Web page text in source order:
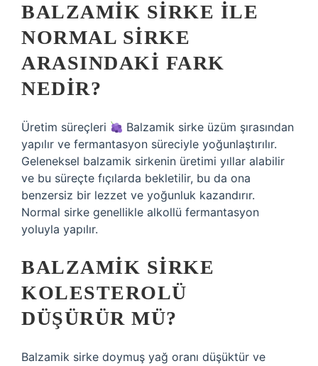
BALZAMIK SIRKE ILE
NORMAL SIRKE
ARASINDAKI FARK
NEDIR?
Üretim süreçleri
Balzamik sirke üzüm şırasından
yapılır ve fermantasyon süreciyle yoğunlaştırılır.
Geleneksel balzamik sirkenin üretimi yıllar alabilir
ve bu süreçte fıçılarda bekletilir, bu da ona
benzersiz bir lezzet ve yoğunluk kazandırır.
Normal sirke genellikle alkollü fermantasyon
yoluyla yapılır.
BALZAMIK SIRKE
KOLESTEROLÜ
DÜŞÜRÜR MÜ?
Balzamik sirke doymuş yağ oranı düşüktür ve